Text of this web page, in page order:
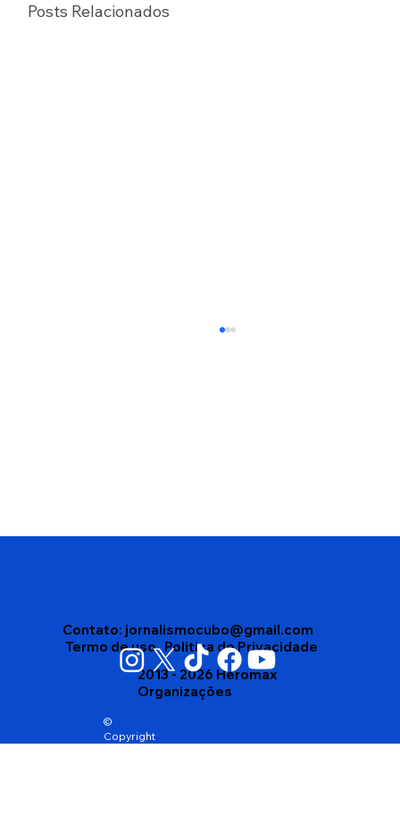
Posts Relacionados
Vigilância Sanitária apreende mais de
Contato: jornalismocubo@gmail.com
Termo de uso Politica de Privacidade
©
Copyright
2013 - 2026 Heromax
Organizações